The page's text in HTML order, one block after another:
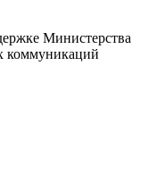
Министерства
коммуникаций